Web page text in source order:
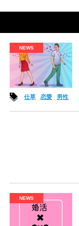
NEWS
仕草 恋愛 男性
NEWS